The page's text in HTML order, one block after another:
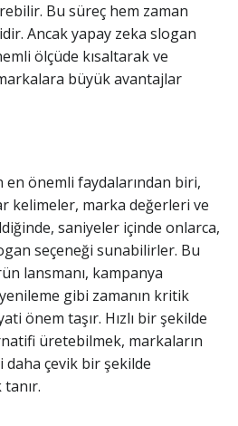
Bu süreç hem zaman
Ancak yapay zeka slogan
ölçüde kısaltarak ve
büyük avantajlar
önemli faydalarından biri,
kelimeler, marka değerleri ve
saniyeler içinde onlarca,
seçeneği sunabilirler. Bu
lansmanı, kampanya
gibi zamanın kritik
önem taşır. Hızlı bir şekilde
üretebilmek, markaların
çevik bir şekilde